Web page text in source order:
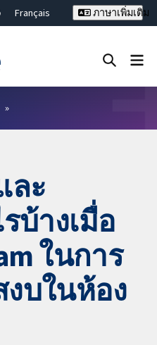
Français
中文
ภาษาเพิ่มเติม
ละ
บ้างเมื่อ
ในการ
บในห้อง